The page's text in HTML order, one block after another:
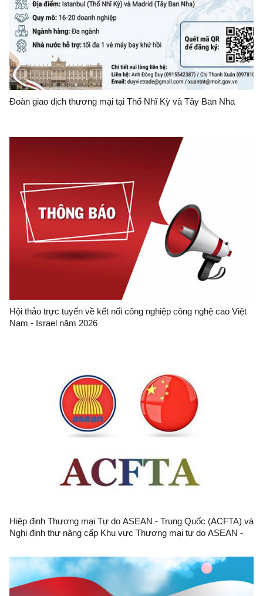
Đoàn giao dịch thương mại tại Thổ Nhĩ Kỳ và Tây Ban Nha
Hội thảo trực tuyến về kết nối công nghiệp công nghệ cao Việt
Nam - Israel năm 2026
Hiệp định Thương mại Tự do ASEAN - Trung Quốc (ACFTA) và
Nghị định thư nâng cấp Khu vực Thương mại tự do ASEAN -